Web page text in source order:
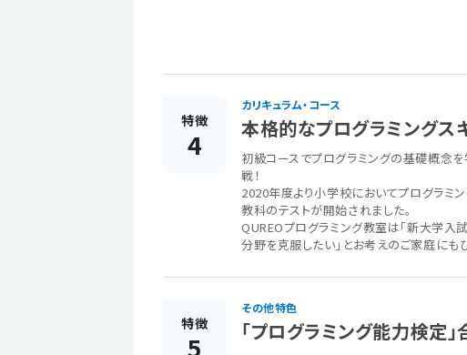
特徴
4
カリキュラム・コース
本格的なプログラミングス
初級コースでプログラミングの基礎概念
戦！
2020年度より小学校においてプログラミ
教科のテストが開始されました。
QUREOプログラミング教室は「新大学入
分野を克服したい」とお考えのご家庭にもぴ
特徴
5
その他特色
「プログラミング能力検定